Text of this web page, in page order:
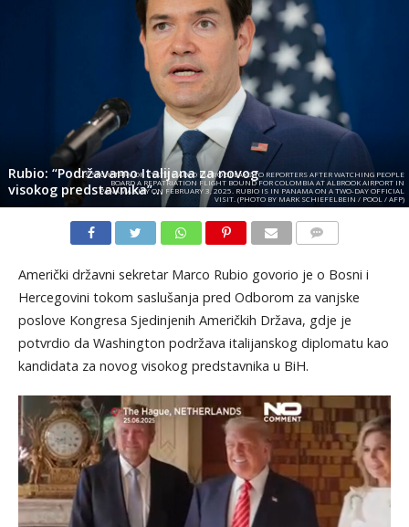
Rubio: “Podržavamo Italijana za novog
visokog predstavnika”…
US SECRETARY OF STATE MARCO RUBIO SPEAKS TO REPORTERS AFTER WATCHING PEOPLE
BOARD A REPATRIATION FLIGHT BOUND FOR COLOMBIA AT ALBROOK AIRPORT IN
PANAMA CITY ON FEBRUARY 3, 2025. RUBIO IS IN PANAMA ON A TWO-DAY OFFICIAL
VISIT. (PHOTO BY MARK SCHIEFELBEIN / POOL / AFP)
Američki državni sekretar Marco Rubio govorio je o Bosni i
Hercegovini tokom saslušanja pred Odborom za vanjske
poslove Kongresa Sjedinjenih Američkih Država, gdje je
potvrdio da Washington podržava italijanskog diplomatu kao
kandidata za novog visokog predstavnika u BiH.